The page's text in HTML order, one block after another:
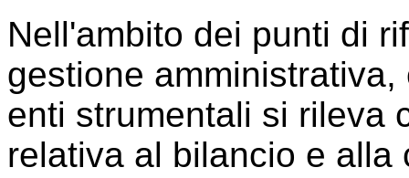
Nell'ambito dei punti di
gestione
enti strumentali si rileva
relativa al bilancio e alla